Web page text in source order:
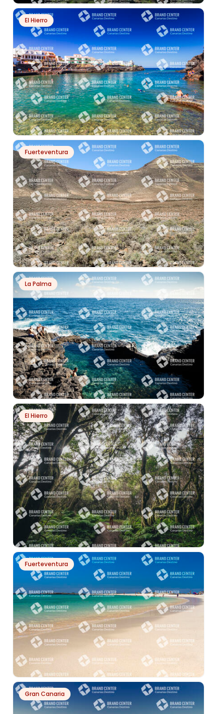
PH7880
CUMBRES DE GRAN CANARIA, ROQUE BENTAYGA
El Hierro
PH13459
TAMADUSTE
Fuerteventura
PH8585
GRAN VALLE
La Palma
PH3827
CHARCO AZUL
El Hierro
PH13067
SENDERO DE LA LLANÍA
Fuerteventura
PH749
EL COTILLO
Gran Canaria